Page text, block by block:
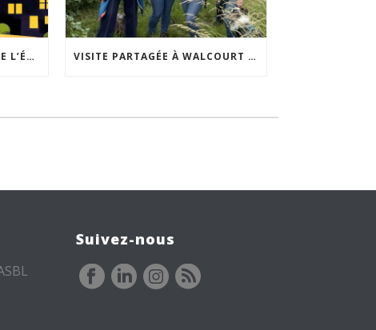
ACCEPTABILITÉ SOCIALE DE L’ÉCLAIRAGE NOCTURNE : LE REPLAY EST DISPONIBLE VISITE PARTAGÉE À WALCOURT : UNE DÉMARCHE PARTICIPATIVE ANIMÉE PAR ESPACE ENVIRONNEMENT
Suivez-nous